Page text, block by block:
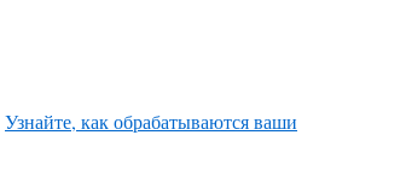
Узнайте, как обрабатываются ваши